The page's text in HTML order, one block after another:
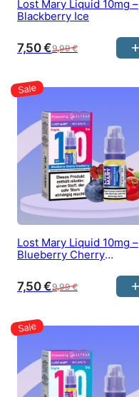
Lost Mary Liquid 10mg –
Blackberry Ice
9,99€
7,50€
Lost Mary Liquid 10mg –
Blueberry Cherry
9,99€
7,50€